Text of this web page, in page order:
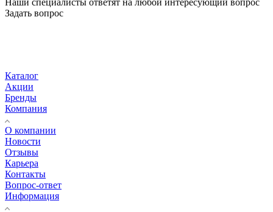
Наши специалисты ответят на любой интересующий вопрос
Задать вопрос
Каталог
Акции
Бренды
Компания
О компании
Новости
Отзывы
Карьера
Контакты
Вопрос-ответ
Информация